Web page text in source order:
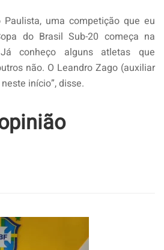
Paulista, uma competição que eu
do Brasil Sub-20 começa na
conheço alguns atletas que
não. O Leandro Zago (auxiliar
início”, disse.